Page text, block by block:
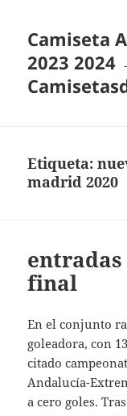
Camiseta
2023 2024
Etiqueta:
madrid 2020
final
En el conjunto
goleadora, con
citado
Andalucía-
a cero goles.